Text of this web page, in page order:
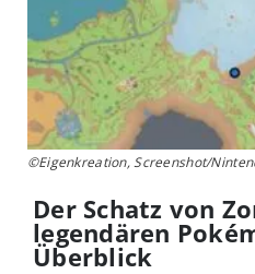
©Eigenkreation, Screenshot/
Der Schatz von
legendären
Überblick